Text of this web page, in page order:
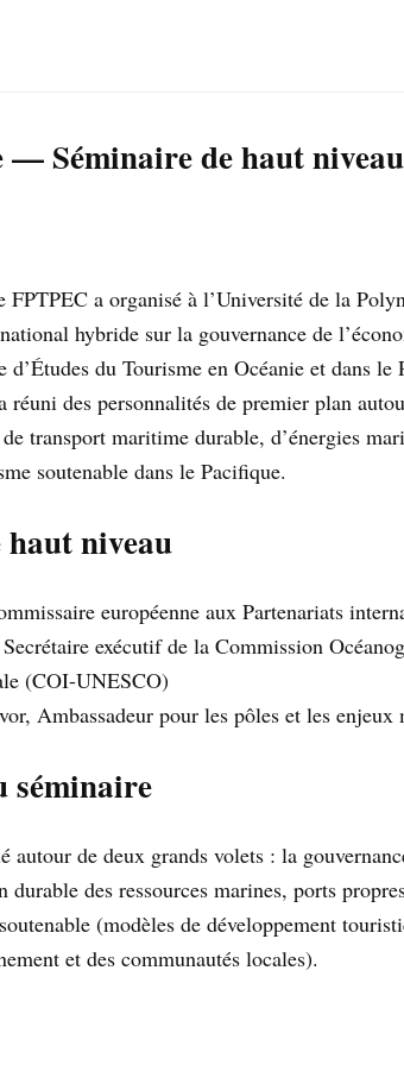
— Séminaire de haut
a organisé à l’Université de la
hybride sur la gouvernance de
d’Études du Tourisme en Océanie et dans le
réuni des personnalités de premier plan
transport maritime durable, d’énergies
soutenable dans le Pacifique.
niveau
européenne aux Partenariats
exécutif de la Commission
(COI-UNESCO)
Ambassadeur pour les pôles et les enjeux
séminaire
autour de deux grands volets : la
durable des ressources marines, ports
(modèles de développement
et des communautés locales).